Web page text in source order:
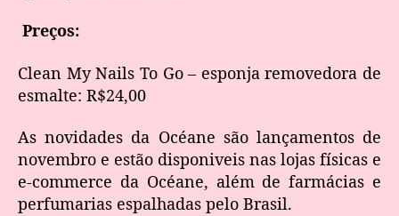
Preços:
Clean My Nails To Go – esponja removedora de
esmalte: R$24,00
As novidades da Océane são lançamentos de
novembro e estão disponiveis nas lojas físicas e
e-commerce da Océane, além de farmácias e
perfumarias espalhadas pelo Brasil.